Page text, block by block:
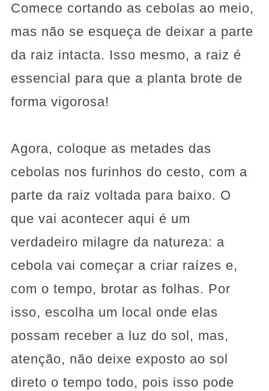
Comece cortando as cebolas ao meio,
mas não se esqueça de deixar a parte
da raiz intacta. Isso mesmo, a raiz é
essencial para que a planta brote de
forma vigorosa!
Agora, coloque as metades das
cebolas nos furinhos do cesto, com a
parte da raiz voltada para baixo. O
que vai acontecer aqui é um
verdadeiro milagre da natureza: a
cebola vai começar a criar raízes e,
com o tempo, brotar as folhas. Por
isso, escolha um local onde elas
possam receber a luz do sol, mas,
atenção, não deixe exposto ao sol
direto o tempo todo, pois isso pode